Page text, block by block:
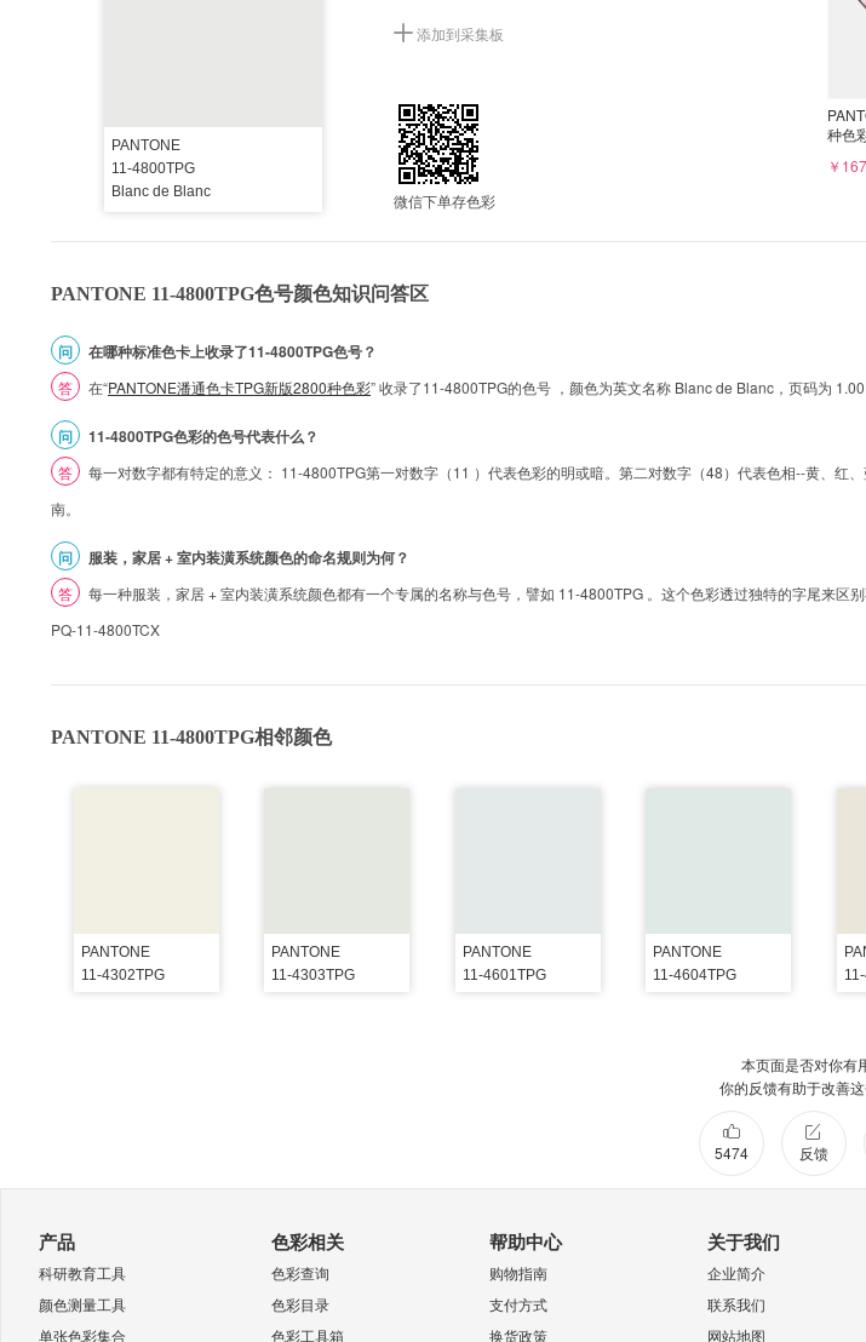
PANTONE
11-4800TPG
Blanc de Blanc
添加到采集板
微信下单存色彩
种色
￥
PANTONE 11-4800TPG色号颜色知识问答区
问 在哪种标准色卡上收录了11-4800TPG色号？
答 在“PANTONE潘通色卡TPG新版2800种色彩” 收录了11-4800TPG的色号 ，颜色为英文名称 Blanc de Blanc，页码为
问 11-4800TPG色彩的色号代表什么？
答
每一对数字都有特定的意义： 11-4800TPG第一对数字（11 ）代表色彩的明或暗。第二对数字（48）代表色相--黄、
南。
问 服装，家居 + 室内装潢系统颜色的命名规则为何？
答
每一种服装，家居 + 室内装潢系统颜色都有一个专属的名称与色号，譬如 11-4800TPG 。这个色彩透过独特的字尾来
PQ-11-4800TCX
PANTONE 11-4800TPG相邻颜色
PANTONE
11-4302TPG
PANTONE
11-4303TPG
PANTONE
11-4601TPG
PANTONE
11-4604TPG
本页面是否对你有
你的反馈有助于改善
5474 反馈
产品
科研教育工具
颜色测量工具
单张色彩集合
色彩相关
色彩查询
色彩目录
色彩工具箱
帮助中心
购物指南
支付方式
换货政策
关于我们
企业简介
联系我们
网站地图